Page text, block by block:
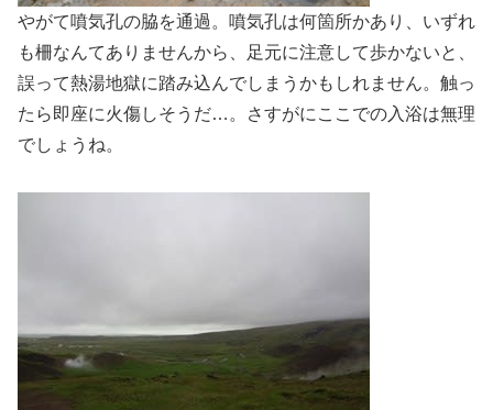
やがて噴気孔の脇を通過。噴気孔は何箇所かあり、いずれ
も柵なんてありませんから、足元に注意して歩かないと、
誤って熱湯地獄に踏み込んでしまうかもしれません。触っ
たら即座に火傷しそうだ…。さすがにここでの入浴は無理
でしょうね。